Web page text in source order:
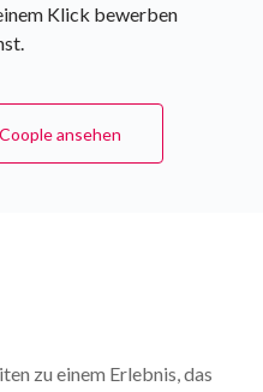
Klick bewerben
ansehen
zu einem Erlebnis, das